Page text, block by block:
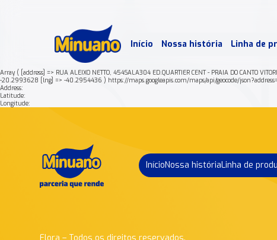
Início Nossa história Linha de
Array ( [address] => RUA ALEIXO NETTO, 454SALA304 ED.QUARTIER CENT - PRAIA DO CANTO
-20.2993628 [lng] => -40.2954436 ) https://maps.googleapis.com/maps/api/geocode/
Address:
Latitude:
Longitude:
InícioNossa históriaLinha de